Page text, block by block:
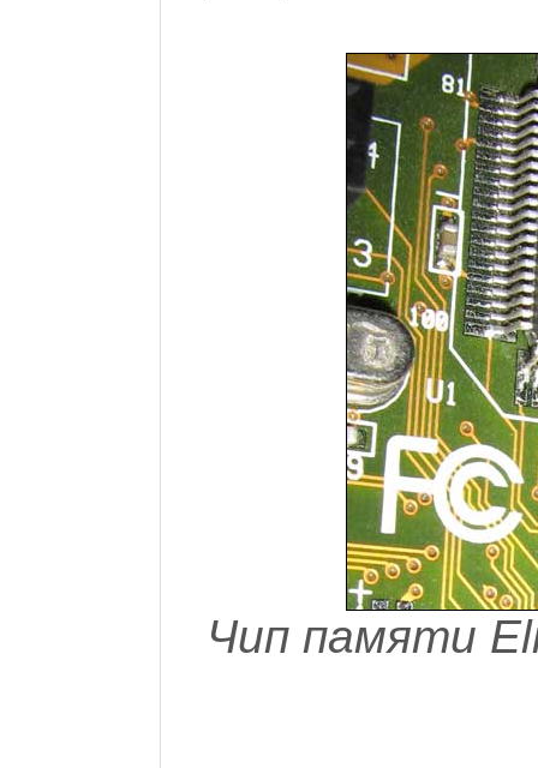
Чип памяти